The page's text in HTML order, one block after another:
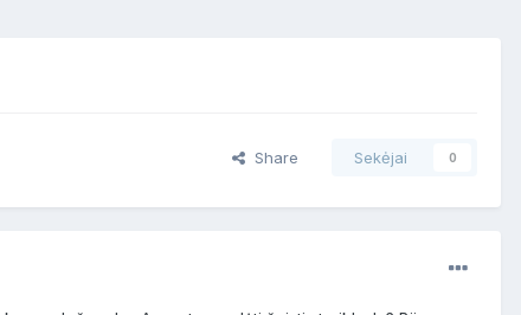
Share Sekėjai 0